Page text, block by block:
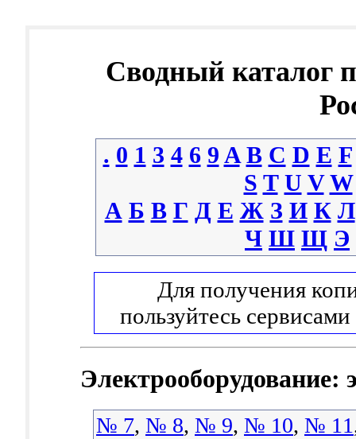
Сводный каталог
. 0 1 3 4 6 9 A B C D E F
S T U V W
А Б В Г Д Е Ж З И К Л
Ч Ш Щ Э
Для получения
пользуйтесь сервисами
Электрооборудование:
№ 7, № 8, № 9, № 10, № 11